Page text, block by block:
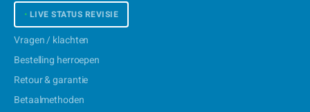
• LIVE STATUS REVISIE
Vragen / klachten
Bestelling herroepen
Retour & garantie
Betaalmethoden